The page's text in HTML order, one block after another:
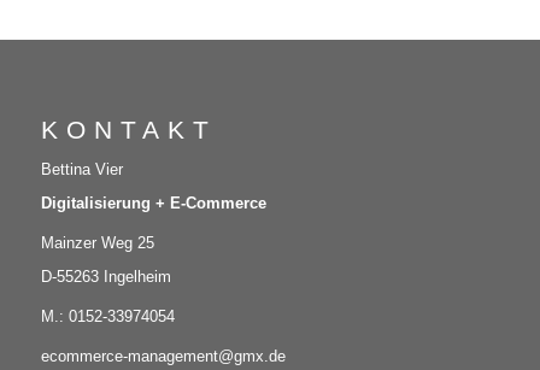
KONTAKT
Bettina Vier
Digitalisierung + E-Commerce
Mainzer Weg 25
D-55263 Ingelheim
M.: 0152-33974054
ecommerce-management@gmx.de